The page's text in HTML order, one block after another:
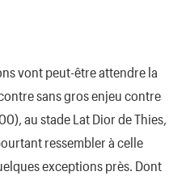
vont peut-être attendre la
sans gros enjeu contre
au stade Lat Dior de Thies,
ressembler à celle
exceptions près. Dont